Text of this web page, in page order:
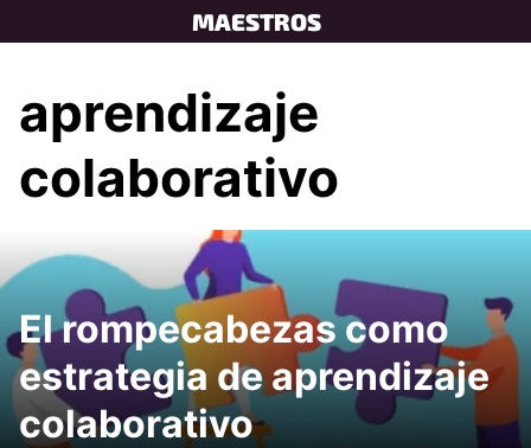
to
MAESTROS
aprendizaje
colaborativo
El rompecabezas como
estrategia de aprendizaje
colaborativo